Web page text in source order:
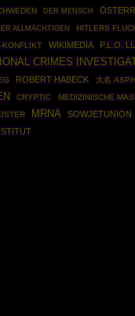
DER MENSCH
ALLMÄCHTIGEN HITLERS
KONFLIKT WIKIMEDIA P.L.O.
CRIMES
ROBERT HABECK 大名
CRYPTIC MEDIZINISCHE
MRNA SOWJETUNION